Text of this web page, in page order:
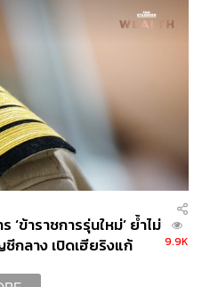
กอบการคิด
ทย์ที่ต้องร่วมมือกันจัดการ
ารพาณิชย์เข้าใจประเด็นนี้
มันเกิดขึ้น
เงินเข้าไปแล้ว อัดให้ใคร
ต่ว่ามันถึงหรือเปล่า ใครจะ
ก็เป็นเงินภาษีประชาชนใน
ข้าราชการรุ่นใหม่’ ย้ำไม่
กลาง เปิดเฮียริงแก้
9.9K